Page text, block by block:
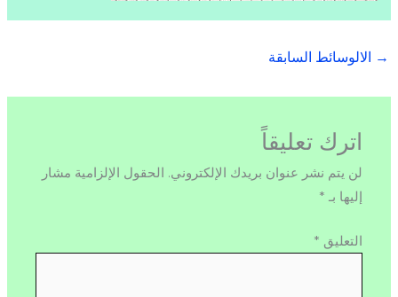
→ الالوسائط السابقة
اترك تعليقاً
لن يتم نشر عنوان بريدك الإلكتروني. الحقول الإلزامية مشار
إليها بـ *
التعليق *